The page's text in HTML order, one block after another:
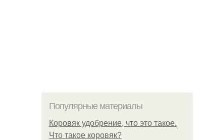
Популярные материалы
Коровяк удобрение, что это такое.
Что такое коровяк?